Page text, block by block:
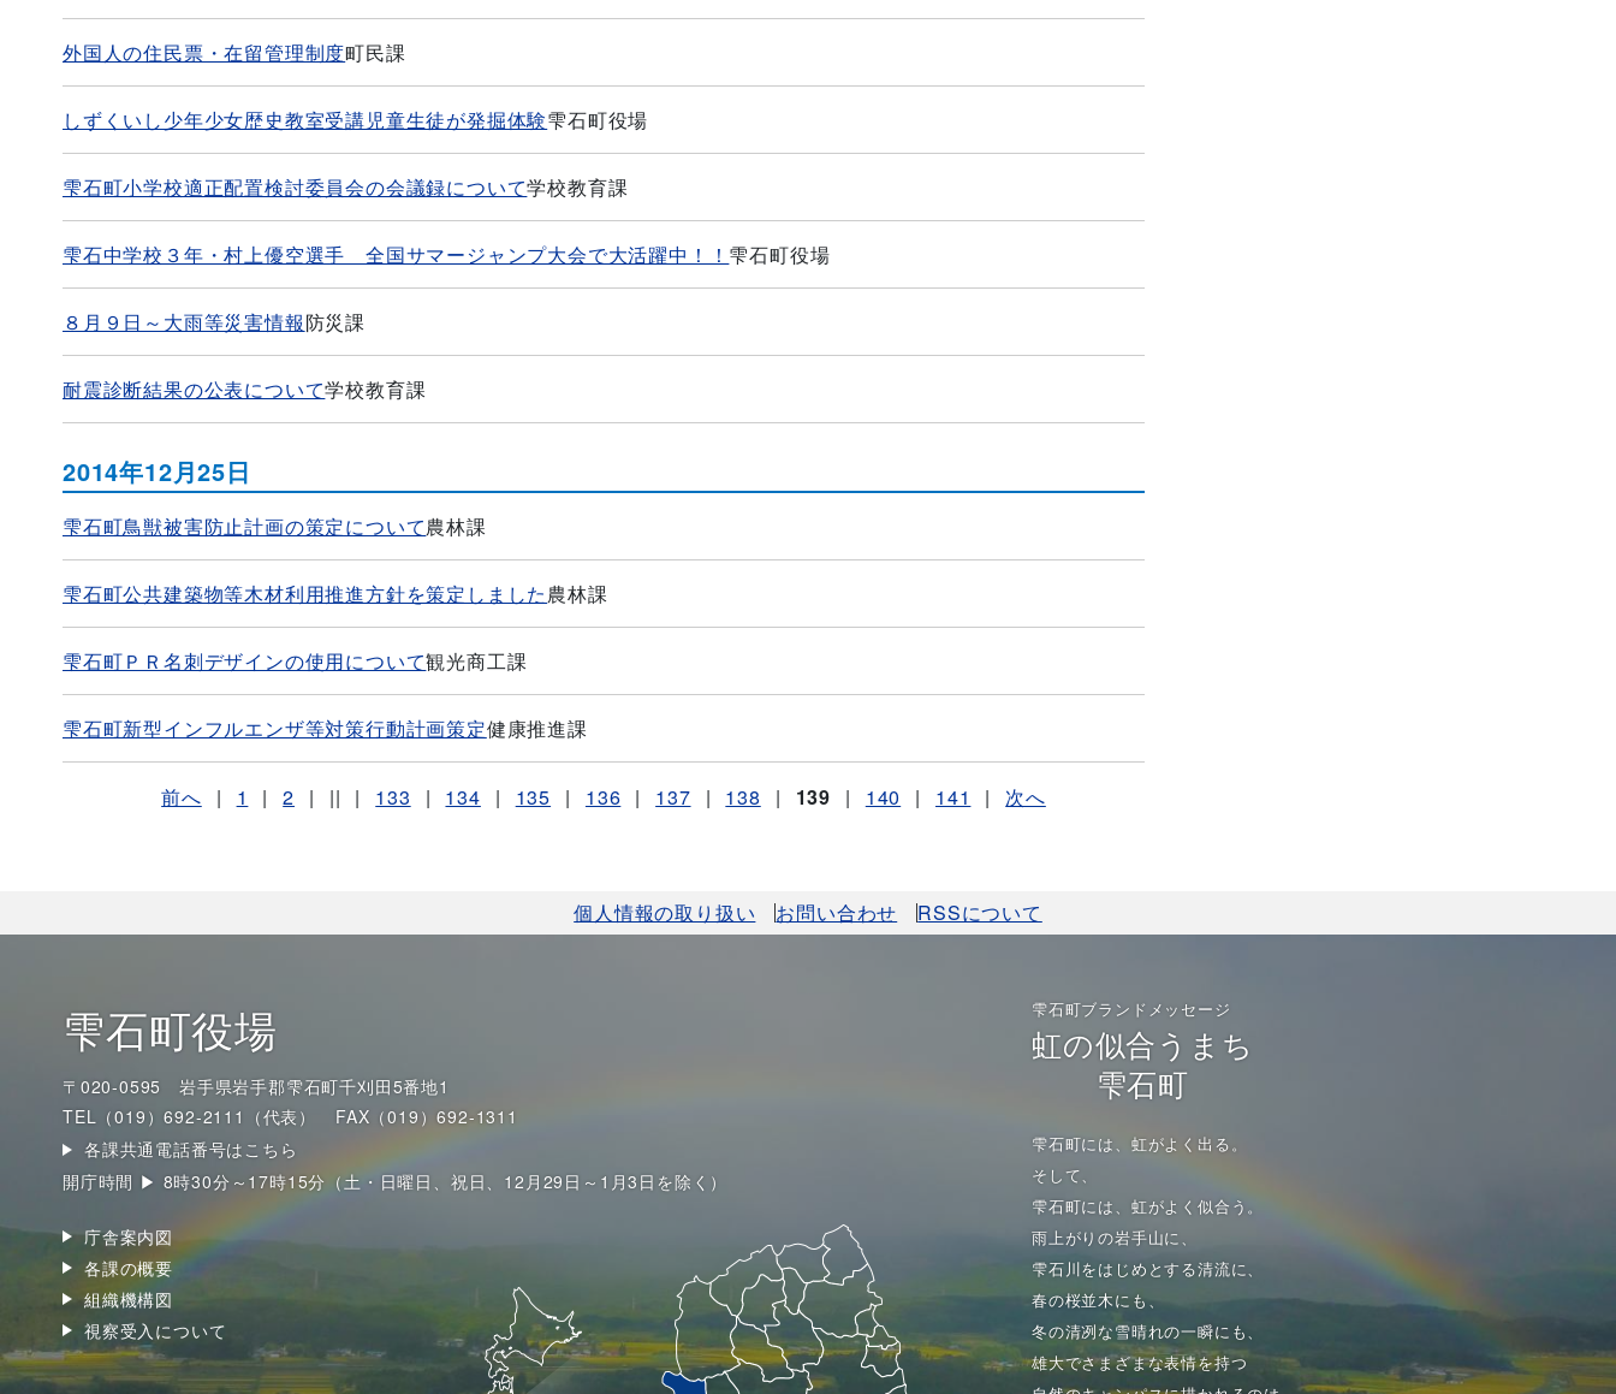
外国人の住民票・在留管理制度町民課
しずくいし少年少女歴史教室受講児童生徒が発掘体験雫石町役場
雫石町小学校適正配置検討委員会の会議録について学校教育課
雫石中学校３年・村上優空選手 全国サマージャンプ大会で大活躍中！！ 雫石町役場
８月９日～大雨等災害情報防災課
耐震診断結果の公表について学校教育課
2014年12月25日
雫石町鳥獣被害防止計画の策定について農林課
雫石町公共建築物等木材利用推進方針を策定しました農林課
雫石町ＰＲ名刺デザインの使用について観光商工課
雫石町新型インフルエンザ等対策行動計画策定健康推進課
前へ | 1 | 2 | || | 133 | 134 | 135 | 136 | 137 | 138 | 139 | 140 | 141 | 次へ
個人情報の取り扱い お問い合わせ RSSについて
雫石町役場
〒020-0595 岩手県岩手郡雫石町千刈田5番地1
TEL（019）692-2111（代表）
FAX（019）692-1311
各課共通電話番号はこちら
開庁時間 ▶ 8時30分～17時15分（土・日曜日、祝日、12月29日～1月3日を除く）
庁舎案内図
各課の概要
組織機構図
視察受入について
雫石町ブランドメッセージ
虹の似合うまち
雫石町
雫石町には、虹がよく出る。
そして、
雫石町には、虹がよく似合う。
雨上がりの岩手山に、
雫石川をはじめとする清流に、
春の桜並木にも、
冬の清冽な雪晴れの一瞬にも、
雄大でさまざまな表情を持つ